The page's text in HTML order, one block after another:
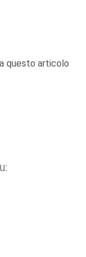
questo articolo